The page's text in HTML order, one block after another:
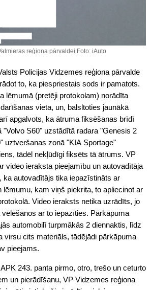
reģiona pārvaldei Foto: iAuto
Policijas Vidzemes reģiona pārvalde
to, ka piespriestais sods ir pamatots.
lēmumā (pretēji protokolam) norādīta
vieta, un, balsltoties jaunākā
apgalvots, ka ātruma fiksēšanas brīdī
"Volvo S60" uzstādītā radara "Genesis 2
uztveršanas zonā "KIA Sportage"
tādēl nekļūdīgi fiksēts tā ātrums. VP
video ieraksta pieejamību un autovadītāja
ka autovadītājs tika iepazīstināts ar
lēmumu, kam viņš piekrita, to apliecinot ar
Video ieraksts netika uzrādīts, jo
ar to iepazīties. Pārkāpuma
automobilī turpmākās 2 diennaktis, līdz
virsu cits materiāls, tādējādi pārkāpuma
pieejams.
243. panta pirmo, otro, trešo un ceturto
un pierādīšanu, VP Vidzemes reģiona